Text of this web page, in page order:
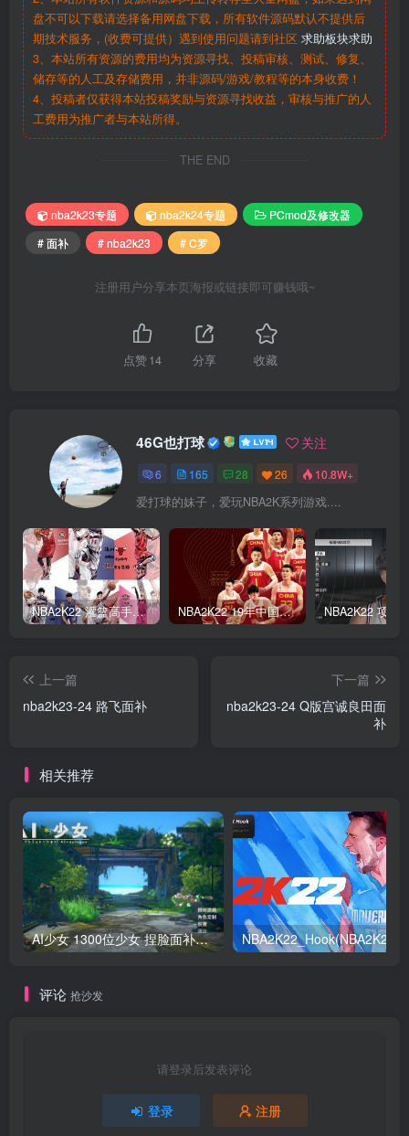
盘不可以下载请选择备用网盘下载，所有软件源码默认不提供后
期技术服务，(收费可提供）遇到使用问题请到社区 求助板块求助
3、本站所有资源的费用均为资源寻找、投稿审核、测试、修复、
储存等的人工及存储费用，并非源码/游戏/教程等的本身收费！
4、投稿者仅获得本站投稿奖励与资源寻找收益，审核与推广的人
工费用为推广者与本站所得。
THE END
nba2k23专题 nba2k24专题
PCmod及修改器
# 面补
# nba2k23 # C罗
注册用户分享本页海报或链接即可赚钱哦~
点赞14 分享 收藏
46G也打球 关注
6 165 28 26 10.8W+
爱打球的妹子，爱玩NBA2K系列游戏....
NBA2K22 灌篮高手面补合集 NBA2K22 19年中国队面补合集
上一篇
nba2k23-24 路飞面补
下一篇
nba2k23-24 Q版宫诚良田面
补
相关推荐
AI少女 1300位少女 捏脸面补数据整合包 总有一位是你想要的
评论 抢沙发
请登录后发表评论
登录 注册